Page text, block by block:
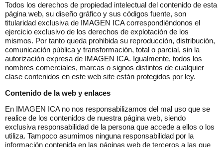
Todos los derechos de propiedad intelectual del contenido de esta
página web, su diseño gráfico y sus códigos fuente, son
titularidad exclusiva de IMAGEN ICA correspondiéndonos el
ejercicio exclusivo de los derechos de explotación de los
mismos. Por tanto queda prohibida su reproducción, distribución,
comunicación pública y transformación, total o parcial, sin la
autorización expresa de IMAGEN ICA. Igualmente, todos los
nombres comerciales, marcas o signos distintos de cualquier
clase contenidos en este web site están protegidos por ley.
Contenido de la web y enlaces
En IMAGEN ICA no nos responsabilizamos del mal uso que se
realice de los contenidos de nuestra página web, siendo
exclusiva responsabilidad de la persona que accede a ellos o los
utiliza. Tampoco asumimos ninguna responsabilidad por la
información contenida en las páginas web de terceros a las que